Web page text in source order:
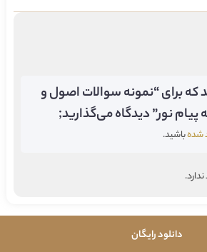
که برای “نمونه سوالات اصول و
پیام نور” دیدگاه می‌گذارید;
شدهباشید.
دانلود رایگان